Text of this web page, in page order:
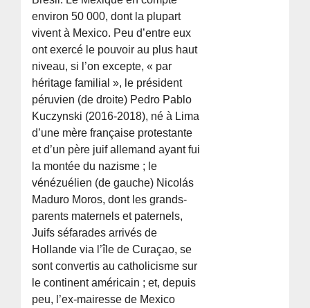
environ 50 000, dont la plupart
vivent à Mexico. Peu d’entre eux
ont exercé le pouvoir au plus haut
niveau, si l’on excepte, « par
héritage familial », le président
péruvien (de droite) Pedro Pablo
Kuczynski (2016-2018), né à Lima
d’une mère française protestante
et d’un père juif allemand ayant fui
la montée du nazisme ; le
vénézuélien (de gauche) Nicolás
Maduro Moros, dont les grands-
parents maternels et paternels,
Juifs séfarades arrivés de
Hollande via l’île de Curaçao, se
sont convertis au catholicisme sur
le continent américain ; et, depuis
peu, l’ex-mairesse de Mexico